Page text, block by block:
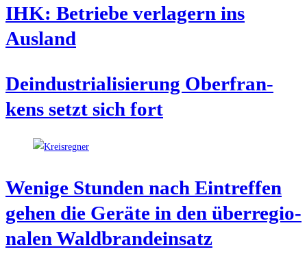
IHK: Betrie­be ver­la­gern ins
Ausland
Deindus­tria­li­sie­rung Ober­fran­
kens setzt sich fort
Weni­ge Stun­den nach Ein­tref­fen
gehen die Gerä­te in den über­re­gio­
na­len Waldbrandeinsatz